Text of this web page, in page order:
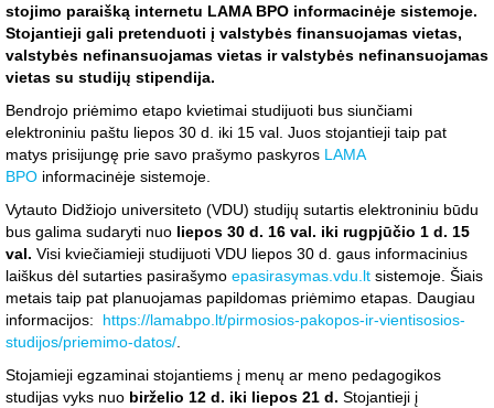
stojimo paraišką internetu LAMA BPO informacinėje sistemoje.
Stojantieji gali pretenduoti į valstybės finansuojamas vietas,
valstybės nefinansuojamas vietas ir valstybės nefinansuojamas
vietas su studijų stipendija.
Bendrojo priėmimo etapo kvietimai studijuoti bus siunčiami
elektroniniu paštu liepos 30 d. iki 15 val. Juos stojantieji taip pat
matys prisijungę prie savo prašymo paskyros LAMA
BPO informacinėje sistemoje.
Vytauto Didžiojo universiteto (VDU) studijų sutartis elektroniniu būdu
bus galima sudaryti nuo liepos 30 d. 16 val. iki rugpjūčio 1 d. 15
val. Visi kviečiamieji studijuoti VDU liepos 30 d. gaus informacinius
laiškus dėl sutarties pasirašymo epasirasymas.vdu.lt sistemoje. Šiais
metais taip pat planuojamas papildomas priėmimo etapas. Daugiau
informacijos: https://lamabpo.lt/pirmosios-pakopos-ir-vientisosios-
studijos/priemimo-datos/
Stojamieji egzaminai stojantiems į menų ar meno pedagogikos
studijas vyks nuo birželio 12 d. iki liepos 21 d. Stojantieji į